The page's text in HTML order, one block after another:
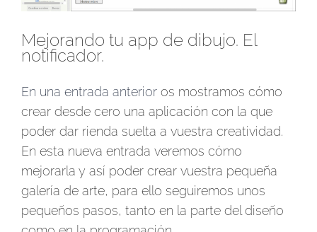
Mejorando tu app de dibujo. El
notificador.
En una entrada anterior os mostramos cómo
crear desde cero una aplicación con la que
poder dar rienda suelta a vuestra creatividad.
En esta nueva entrada veremos cómo
mejorarla y así poder crear vuestra pequeña
galería de arte, para ello seguiremos unos
pequeños pasos, tanto en la parte del diseño